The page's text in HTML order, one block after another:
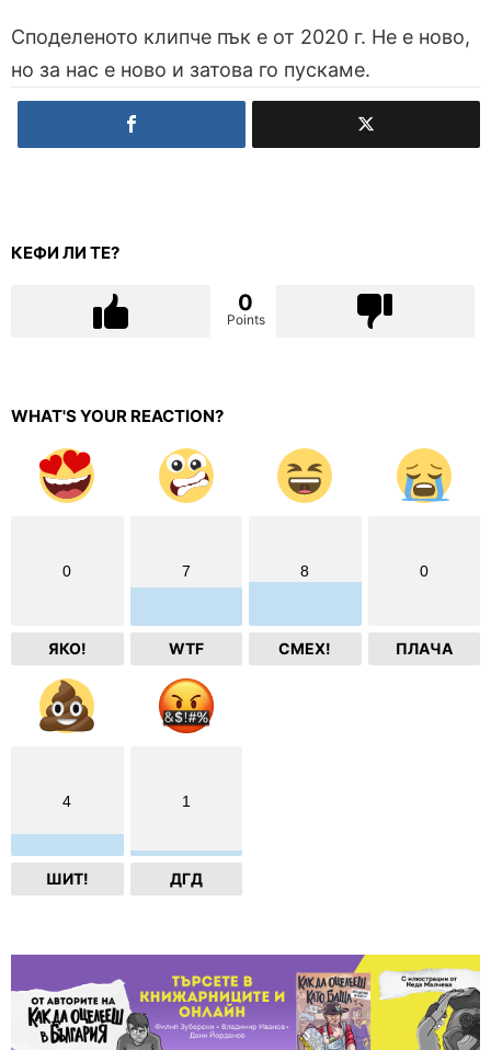
Споделеното клипче пък е от 2020 г. Не е ново,
но за нас е ново и затова го пускаме.
КЕФИ ЛИ ТЕ?
0
Points
WHAT'S YOUR REACTION?
0
ЯКО!
7
WTF
8
СМЕХ!
0
ПЛАЧА
4
ШИТ!
1
ДГД